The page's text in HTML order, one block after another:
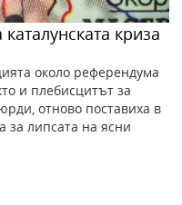
криза
около референдума
и плебисцитът за
отново поставиха в
за липсата на ясни